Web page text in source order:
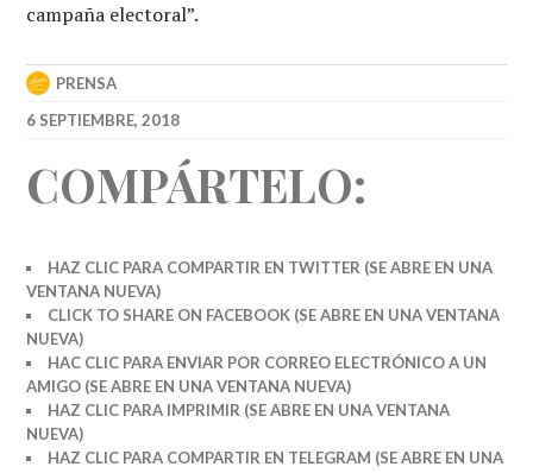
campaña electoral”.
PRENSA
6 SEPTIEMBRE, 2018
COMPÁRTELO:
HAZ CLIC PARA COMPARTIR EN TWITTER (SE ABRE EN UNA
VENTANA NUEVA)
CLICK TO SHARE ON FACEBOOK (SE ABRE EN UNA VENTANA
NUEVA)
HAC CLIC PARA ENVIAR POR CORREO ELECTRÓNICO A UN
AMIGO (SE ABRE EN UNA VENTANA NUEVA)
HAZ CLIC PARA IMPRIMIR (SE ABRE EN UNA VENTANA
NUEVA)
HAZ CLIC PARA COMPARTIR EN TELEGRAM (SE ABRE EN UNA